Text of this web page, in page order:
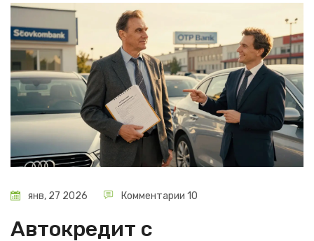
янв, 27 2026 Комментарии 10
Автокредит с